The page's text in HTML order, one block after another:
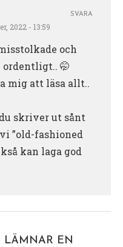
2022 - 13:59
och
🤭
mig att läsa allt..
skriver ut sånt
”old-fashioned
kan laga god
SVARA
LÄMNAR EN